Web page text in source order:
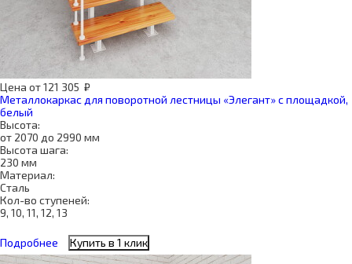
Цена от121 305 ₽
Металлокаркас для поворотной лестницы «Элегант» с площадкой,
белый
Высота:
от 2070 до 2990 мм
Высота шага:
230 мм
Материал:
Сталь
Кол-во ступеней:
9, 10, 11, 12, 13
Подробнее Купить в 1 клик